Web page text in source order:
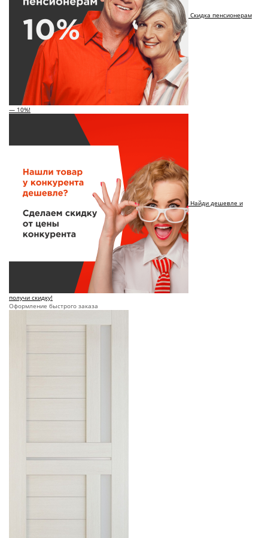
Скидка пенсионерам
— 10%!
Найди дешевле и
получи скидку!
Оформление быстрого заказа